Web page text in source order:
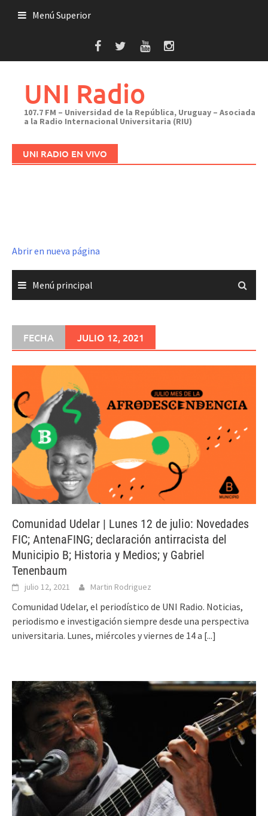
Menú Superior
UNI Radio
107.7 FM – Universidad de la República, Uruguay – Asociada
a la Radio Internacional Universitaria (RIU)
UNI RADIO EN VIVO
Abrir en nueva página
Menú principal
FECHA JULIO 12, 2021
Comunidad Udelar | Lunes 12 de julio: Novedades
FIC; AntenaFING; declaración antirracista del
Municipio B; Historia y Medios; y Gabriel
Tenenbaum
julio 12, 2021 Martin Rodriguez
Comunidad Udelar, el periodístico de UNI Radio. Noticias,
periodismo e investigación siempre desde una perspectiva
universitaria. Lunes, miércoles y viernes de 14 a [...]